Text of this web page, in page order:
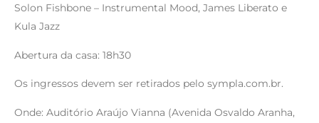
Solon Fishbone – Instrumental Mood, James Liberato e
Kula Jazz
Abertura da casa: 18h30
Os ingressos devem ser retirados pelo sympla.com.br.
Onde: Auditório Araújo Vianna (Avenida Osvaldo Aranha,